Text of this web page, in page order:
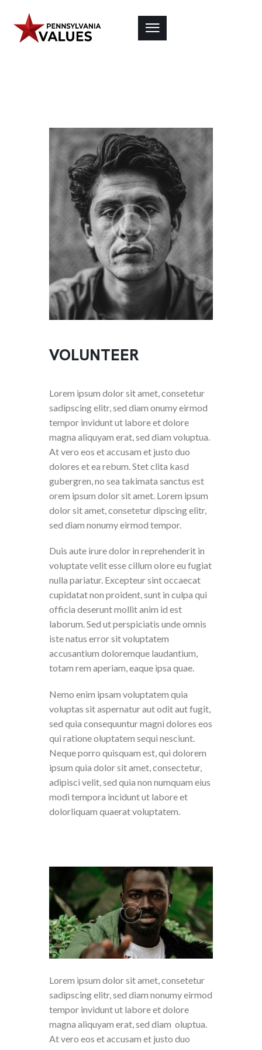
VOLUNTEER
Lorem ipsum dolor sit amet, consetetur
sadipscing elitr, sed diam onumy eirmod
tempor invidunt ut labore et dolore
magna aliquyam erat, sed diam voluptua.
At vero eos et accusam et justo duo
dolores et ea rebum. Stet clita kasd
gubergren, no sea takimata sanctus est
orem ipsum dolor sit amet. Lorem ipsum
dolor sit amet, consetetur dipscing elitr,
sed diam nonumy eirmod tempor.
Duis aute irure dolor in reprehenderit in
voluptate velit esse cillum olore eu fugiat
nulla pariatur. Excepteur sint occaecat
cupidatat non proident, sunt in culpa qui
officia deserunt mollit anim id est
laborum. Sed ut perspiciatis unde omnis
iste natus error sit voluptatem
accusantium doloremque laudantium,
totam rem aperiam, eaque ipsa quae.
Nemo enim ipsam voluptatem quia
voluptas sit aspernatur aut odit aut fugit,
sed quia consequuntur magni dolores eos
qui ratione oluptatem sequi nesciunt.
Neque porro quisquam est, qui dolorem
ipsum quia dolor sit amet, consectetur,
adipisci velit, sed quia non numquam eius
modi tempora incidunt ut labore et
dolorliquam quaerat voluptatem.
Lorem ipsum dolor sit amet, consetetur
sadipscing elitr, sed diam nonumy eirmod
tempor invidunt ut labore et dolore
magna aliquyam erat, sed diam oluptua.
At vero eos et accusam et justo duo